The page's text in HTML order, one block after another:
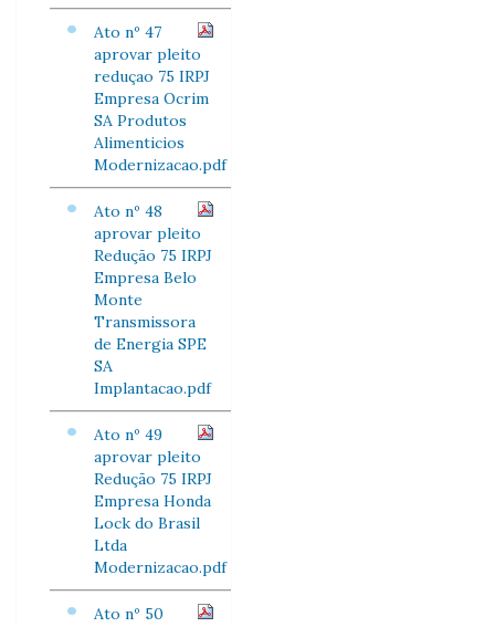
Ato nº 47
aprovar pleito
reduçao 75 IRPJ
Empresa Ocrim
SA Produtos
Alimenticios
Modernizacao.pdf
Ato nº 48
aprovar pleito
Redução 75 IRPJ
Empresa Belo
Monte
Transmissora
de Energia SPE
SA
Implantacao.pdf
Ato nº 49
aprovar pleito
Redução 75 IRPJ
Empresa Honda
Lock do Brasil
Ltda
Modernizacao.pdf
Ato nº 50